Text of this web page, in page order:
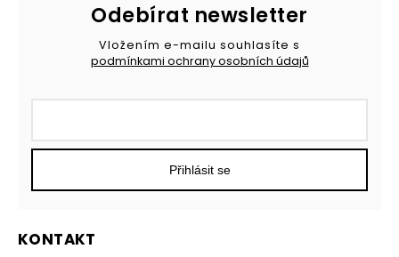
KONTAKT
Odebírat newsletter
Vložením e-mailu souhlasíte s
podmínkami ochrany osobních údajů
Přihlásit se